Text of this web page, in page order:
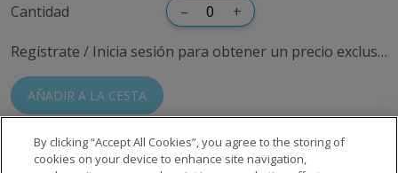
Cantidad – +
Regístrate / Inicia sesión para obtener un precio exclusivo
AÑADIR A LA CESTA
By clicking “Accept All Cookies”, you agree to the storing of
cookies on your device to enhance site navigation,